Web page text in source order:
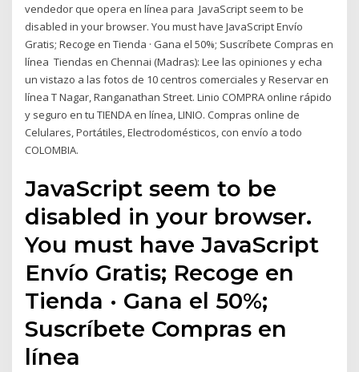
vendedor que opera en línea para JavaScript seem to be
disabled in your browser. You must have JavaScript Envío
Gratis; Recoge en Tienda · Gana el 50%; Suscríbete Compras en
línea Tiendas en Chennai (Madras): Lee las opiniones y echa
un vistazo a las fotos de 10 centros comerciales y Reservar en
línea T Nagar, Ranganathan Street. Linio COMPRA online rápido
y seguro en tu TIENDA en línea, LINIO. Compras online de
Celulares, Portátiles, Electrodomésticos, con envío a todo
COLOMBIA.
JavaScript seem to be
disabled in your browser.
You must have JavaScript
Envío Gratis; Recoge en
Tienda · Gana el 50%;
Suscríbete Compras en
línea